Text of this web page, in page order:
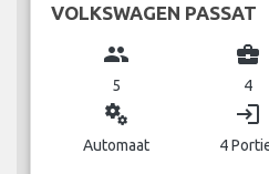
VOLKSWAGEN PASSAT
group
5
business_center
4
miscellaneous_services
Automaat
login
4